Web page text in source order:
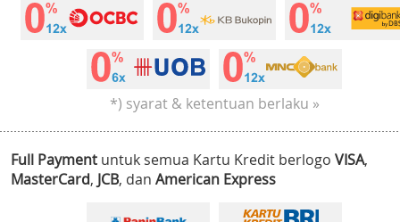
*) syarat & ketentuan berlaku »
Full Payment untuk semua Kartu Kredit berlogo VISA,
MasterCard, JCB, dan American Express